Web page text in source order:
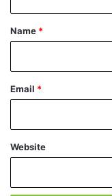
j
*
Name *
Email *
Website